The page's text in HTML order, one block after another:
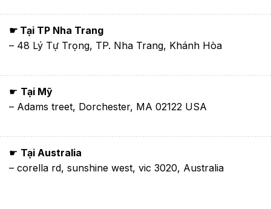
☛ Tại TP Nha Trang
– 48 Lý Tự Trọng, TP. Nha Trang, Khánh Hòa
☛ Tại Mỹ
– Adams treet, Dorchester, MA 02122 USA
☛ Tại Australia
– corella rd, sunshine west, vic 3020, Australia